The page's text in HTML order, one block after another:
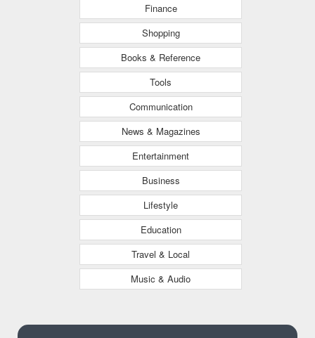
Finance
Shopping
Books & Reference
Tools
Communication
News & Magazines
Entertainment
Business
Lifestyle
Education
Travel & Local
Music & Audio